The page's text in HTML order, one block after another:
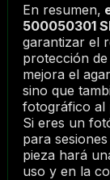
En resumen,
500050301
garantizar el
protección
mejora el
sino que
fotográfico al
Si eres un
para
pieza hará
uso y en la